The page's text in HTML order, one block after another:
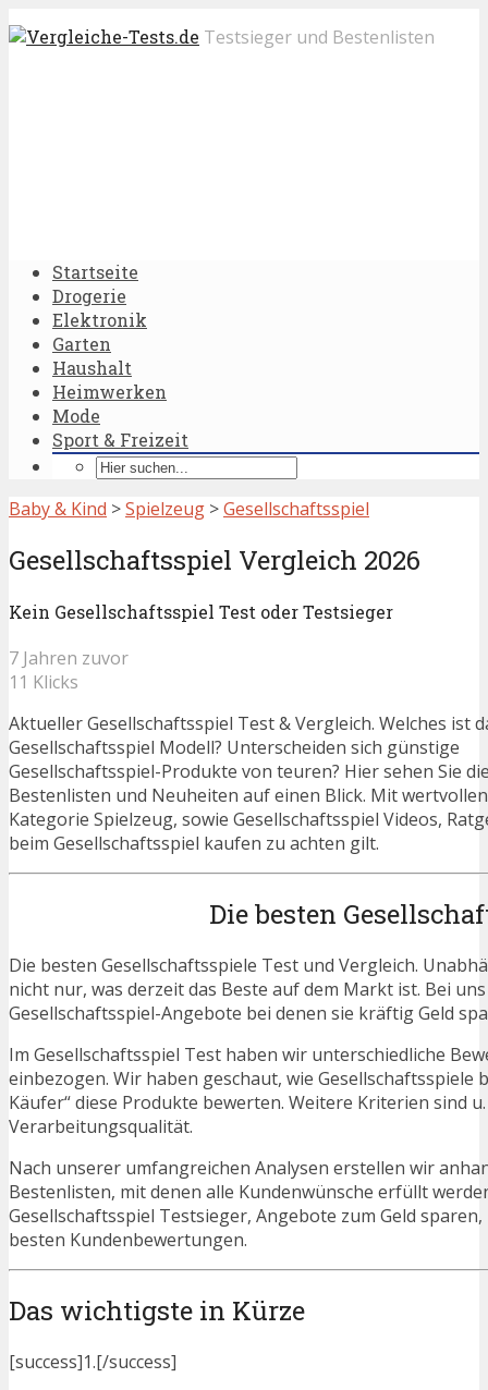
Testsieger und Bestenlisten
Startseite
Drogerie
Elektronik
Garten
Haushalt
Heimwerken
Mode
Sport & Freizeit
Baby & Kind >Spielzeug >Gesellschaftsspiel
Gesellschaftsspiel Vergleich 2026
Kein Gesellschaftsspiel Test oder Testsieger
7 Jahren zuvor
11 Klicks
Aktueller Gesellschaftsspiel Test & Vergleich. Welches ist
Gesellschaftsspiel Modell? Unterscheiden sich günstige
Gesellschaftsspiel-Produkte von teuren? Hier sehen Sie
Bestenlisten und Neuheiten auf einen Blick. Mit
Kategorie Spielzeug, sowie Gesellschaftsspiel Videos,
beim Gesellschaftsspiel kaufen zu achten gilt.
Die besten
Die besten Gesellschaftsspiele Test und Vergleich.
nicht nur, was derzeit das Beste auf dem Markt ist. Bei
Gesellschaftsspiel-Angebote bei denen sie kräftig Geld
Im Gesellschaftsspiel Test haben wir unterschiedliche
einbezogen. Wir haben geschaut, wie
Käufer“ diese Produkte bewerten. Weitere Kriterien sind
Verarbeitungsqualität.
Nach unserer umfangreichen Analysen erstellen wir
Bestenlisten, mit denen alle Kundenwünsche erfüllt
Gesellschaftsspiel Testsieger, Angebote zum Geld
besten Kundenbewertungen.
Das wichtigste in Kürze
[success]1.[/success]